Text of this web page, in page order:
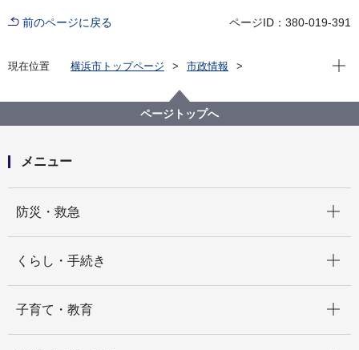
前のページに戻る ページID：380-019-391
現在位置 横浜市トップページ
市政情報
第１弾：親子で楽しむ栽培体験！家庭で育てるコマツ
ナのオリジナル栽培キットを３歳児健診で配布！
現在
ページトップへ
メニュー
防災・救急
くらし・手続き
子育て・教育